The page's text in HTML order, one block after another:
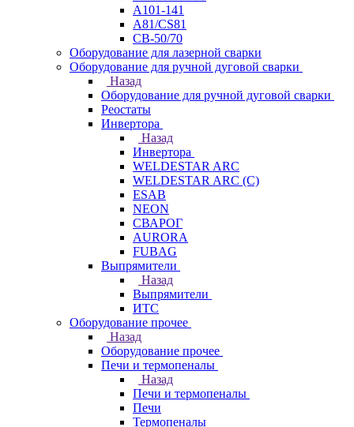
А101-141
А81/CS81
СВ-50/70
Оборудование для лазерной сварки
Оборудование для ручной дуговой сварки
Назад
Оборудование для ручной дуговой сварки
Реостаты
Инвертора
Назад
Инвертора
WELDESTAR ARC
WELDESTAR ARC (С)
ESAB
NEON
СВАРОГ
AURORA
FUBAG
Выпрямители
Назад
Выпрямители
ИТС
Оборудование прочее
Назад
Оборудование прочее
Печи и термопеналы
Назад
Печи и термопеналы
Печи
Термопеналы